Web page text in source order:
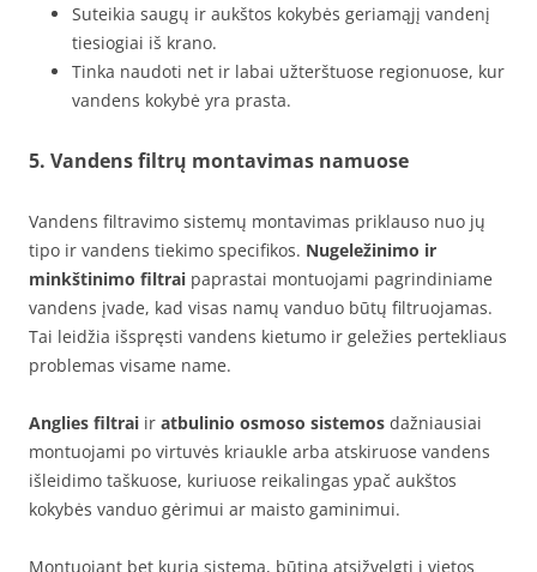
Suteikia saugų ir aukštos kokybės geriamąjį vandenį
tiesiogiai iš krano.
Tinka naudoti net ir labai užterštuose regionuose, kur
vandens kokybė yra prasta.
5. Vandens filtrų montavimas namuose
Vandens filtravimo sistemų montavimas priklauso nuo jų
tipo ir vandens tiekimo specifikos. Nugeležinimo ir
minkštinimo filtrai paprastai montuojami pagrindiniame
vandens įvade, kad visas namų vanduo būtų filtruojamas.
Tai leidžia išspręsti vandens kietumo ir geležies pertekliaus
problemas visame name.
Anglies filtrai ir atbulinio osmoso sistemos dažniausiai
montuojami po virtuvės kriaukle arba atskiruose vandens
išleidimo taškuose, kuriuose reikalingas ypač aukštos
kokybės vanduo gėrimui ar maisto gaminimui.
Montuojant bet kurią sistemą, būtina atsižvelgti į vietos